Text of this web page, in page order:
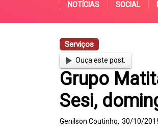
NOTÍCIAS SOCIAL
Serviços
Ouça este post.
Grupo
Sesi,
Genilson Coutinho, 30/10/